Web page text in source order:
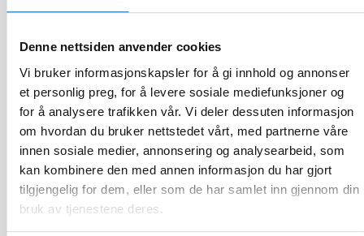
Denne nettsiden anvender cookies
Vi bruker informasjonskapsler for å gi innhold og annonser
et personlig preg, for å levere sosiale mediefunksjoner og
for å analysere trafikken vår. Vi deler dessuten informasjon
om hvordan du bruker nettstedet vårt, med partnerne våre
innen sosiale medier, annonsering og analysearbeid, som
kan kombinere den med annen informasjon du har gjort
tilgjengelig for dem, eller som de har samlet inn gjennom din
bruk av tjenestene deres.
FUNKSJONSHINDER
17 jun 2026
“Active citizenship is not a privilege; it is a
right”